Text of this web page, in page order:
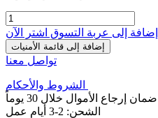
إضافة إلى عربة التسوق اشترِ الآن
إضافة إلى قائمة الأمنيات
تواصل معنا
الشروط والأحكام
ضمان إرجاع الأموال خلال 30 يوماً
الشحن: 2-3 أيام عمل